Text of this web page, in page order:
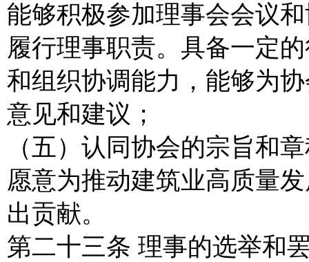
能够积极参加理事会会议
履行理事职责。具备一定
和组织协调能力，能够为
意见和建议；
（五）认同协会的宗旨和
愿意为推动建筑业高质量
出贡献。
第二十三条 理事的选举和